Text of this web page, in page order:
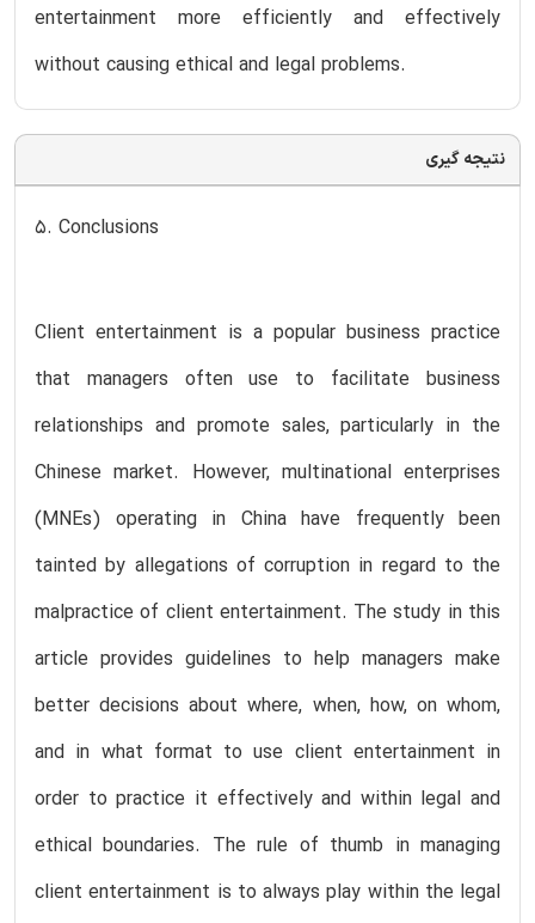
entertainment more efficiently and effectively
without causing ethical and legal problems.
نتیجه گیری
5. Conclusions
Client entertainment is a popular business practice
that managers often use to facilitate business
relationships and promote sales, particularly in the
Chinese market. However, multinational enterprises
(MNEs) operating in China have frequently been
tainted by allegations of corruption in regard to the
malpractice of client entertainment. The study in this
article provides guidelines to help managers make
better decisions about where, when, how, on whom,
and in what format to use client entertainment in
order to practice it effectively and within legal and
ethical boundaries. The rule of thumb in managing
client entertainment is to always play within the legal